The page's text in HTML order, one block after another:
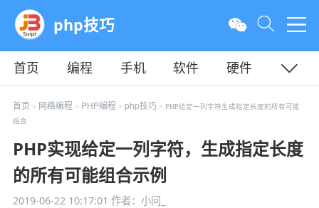
php技巧
首页 编程 手机 软件
硬件
教程
平面 服务器
首页 > 网络编程 > PHP编程 > php技巧 > PHP给定一列字符生成指定长度的所有可能
组合
PHP实现给定一列字符，生成指定长度
的所有可能组合示例
2019-06-22 10:17:01 作者：小问_